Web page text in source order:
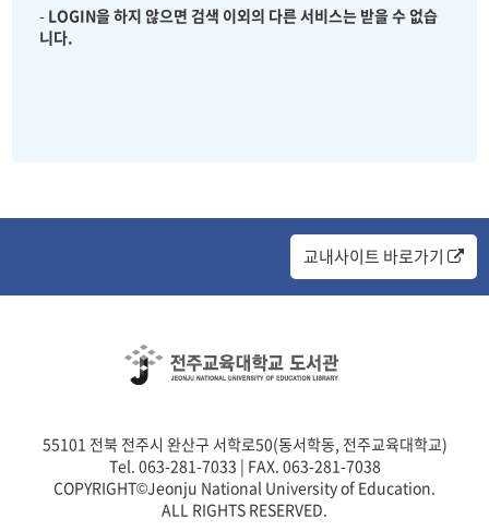
- LOGIN을 하지 않으면 검색 이외의 다른 서비스는 받을 수 없습
니다.
교내사이트 바로가기
55101 전북 전주시 완산구 서학로50(동서학동, 전주교육대학교)
Tel. 063-281-7033 | FAX. 063-281-7038
COPYRIGHT©Jeonju National University of Education.
ALL RIGHTS RESERVED.